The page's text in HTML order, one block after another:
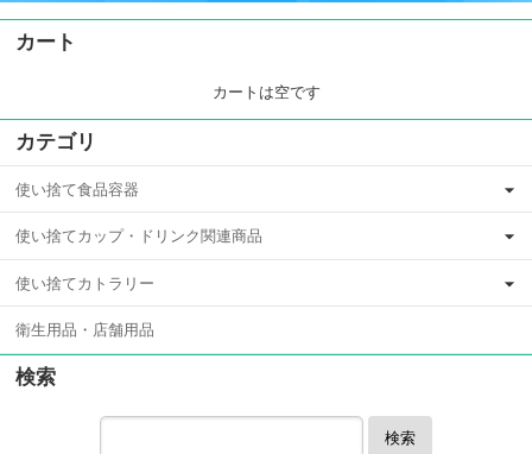
カート
カートは空です
カテゴリ
使い捨て食品容器
使い捨てカップ・ドリンク関連商品
使い捨てカトラリー
衛生用品・店舗用品
検索
検索